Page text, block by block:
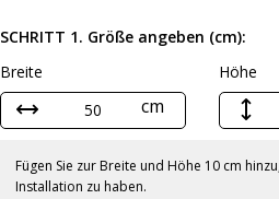
SCHRITT 1. Größe angeben (cm):
Breite
cm
Höhe
Fügen Sie zur Breite und Höhe 10 cm
Installation zu haben.